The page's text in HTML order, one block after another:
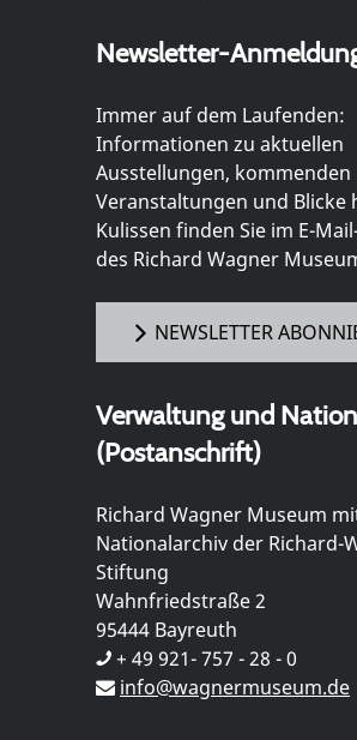
Newsletter-
Immer auf dem Laufenden:
Informationen zu aktuellen
Ausstellungen, kommenden
Veranstaltungen und Blicke
Kulissen finden Sie im E-
des Richard Wagner
NEWSLETTER
Verwaltung und
(Postanschrift)
Richard Wagner Museum
Nationalarchiv der Richard-
Stiftung
Wahnfriedstraße 2
95444 Bayreuth
+ 49 921- 757 - 28 - 0
info@wagnermuseum.de